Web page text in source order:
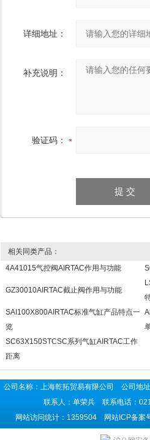
详细地址：
补充说明：
验证码：
相关同类产品：
4A41015气控阀AIRTAC作用与功能
GZ30010AIRTAC截止阀作用与功能
SAI100X800AIRTAC标准气缸产品特点一
览
SC63X150STCSC系列气缸AIRTAC工作
距离
公司名称：上海乾拓贸易有限公司 公司地
联系人：单荣兵 联系电话：
网站访问统计：1359504 网站ICP备案